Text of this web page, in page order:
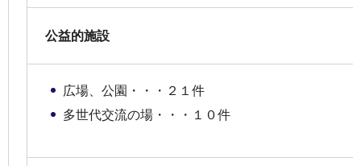
公益的施設
広場、公園・・・２１件
多世代交流の場・・・１０件